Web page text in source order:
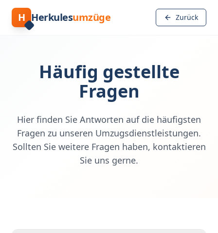
H Herkulesumzüge Zurück
Häufig gestellte
Fragen
Hier finden Sie Antworten auf die häufigsten
Fragen zu unseren Umzugsdienstleistungen.
Sollten Sie weitere Fragen haben, kontaktieren
Sie uns gerne.